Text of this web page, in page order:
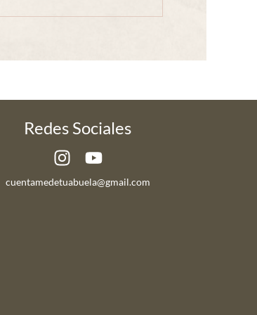
Redes Sociales
cuentamedetuabuela@gmail.com